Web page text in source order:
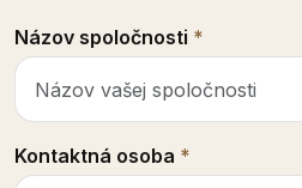
Názov spoločnosti *
Kontaktná osoba *